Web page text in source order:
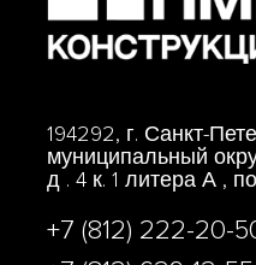
194292, г. Санкт-
муниципальный
д . 4 к. 1 литера А ,
+7 (812) 222-20-